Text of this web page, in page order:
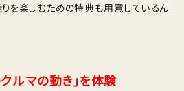
りを楽しむための特典も用意しているん
ルマの動き」を体験